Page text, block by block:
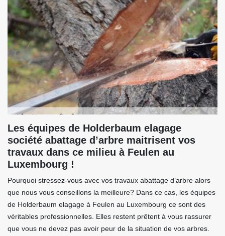
Les équipes de Holderbaum elagage
société abattage d’arbre maitrisent vos
travaux dans ce milieu à Feulen au
Luxembourg !
Pourquoi stressez-vous avec vos travaux abattage d’arbre alors
que nous vous conseillons la meilleure? Dans ce cas, les équipes
de Holderbaum elagage à Feulen au Luxembourg ce sont des
véritables professionnelles. Elles restent prêtent à vous rassurer
que vous ne devez pas avoir peur de la situation de vos arbres.